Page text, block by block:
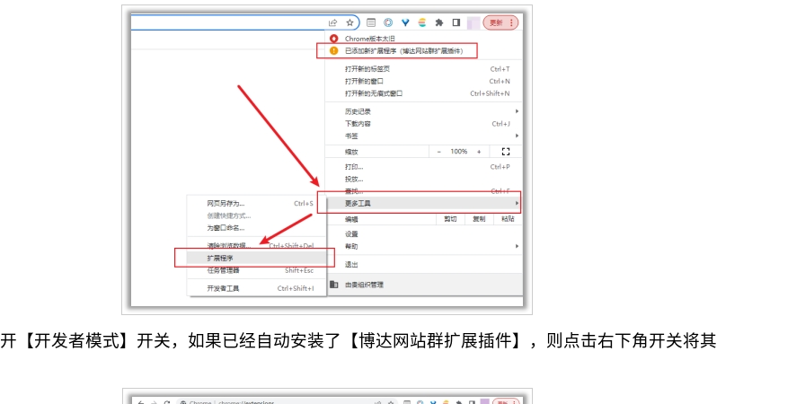
【开发者模式】开关，如果已经自动安装了【博达网站群扩展插件】，则点击右下角开关将其